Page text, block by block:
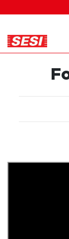
inclui
um